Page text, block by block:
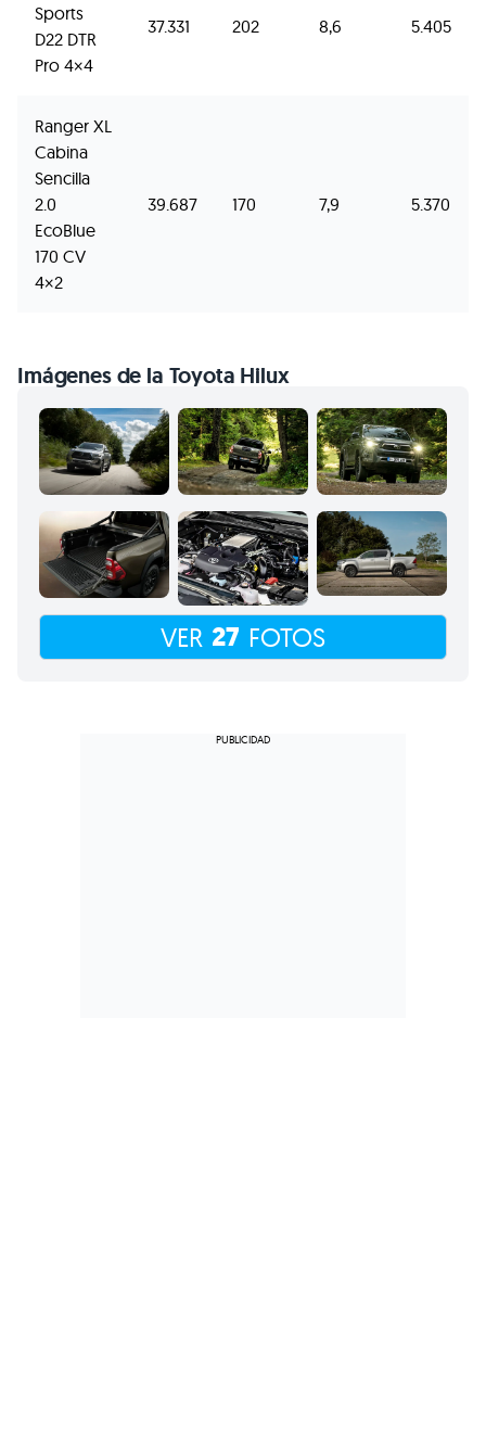
Sports
D22 DTR
Pro 4×4
37.331 202 8,6 5.405
Ranger XL
Cabina
Sencilla
2.0
EcoBlue
170 CV
4×2
39.687 170 7,9 5.370
Imágenes de la Toyota Hilux
VER 27 FOTOS